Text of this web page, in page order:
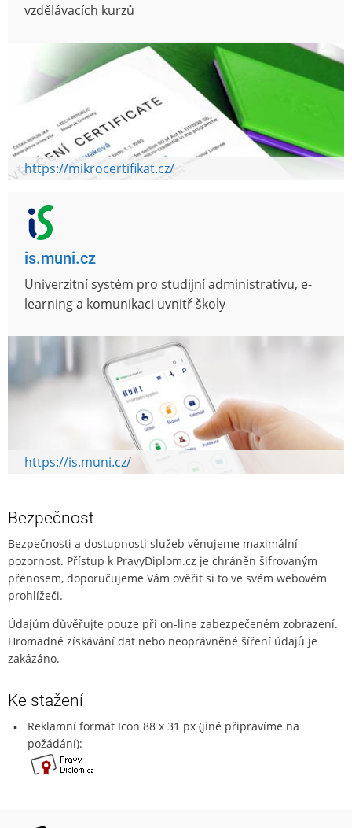
vzdělávacích kurzů
https://mikrocertifikat.cz/
is.muni.cz
Univerzitní systém pro studijní administrativu, e-
learning a komunikaci uvnitř školy
https://is.muni.cz/
Bezpečnost
Bezpečnosti a dostupnosti služeb věnujeme maximální
pozornost. Přístup k PravyDiplom.cz je chráněn šifrovaným
přenosem, doporučujeme Vám ověřit si to ve svém webovém
prohlížeči.
Údajům důvěřujte pouze při on-line zabezpečeném zobrazení.
Hromadné získávání dat nebo neoprávněné šíření údajů je
zakázáno.
Ke stažení
Reklamní formát Icon 88 x 31 px (jiné připravíme na
požádání):